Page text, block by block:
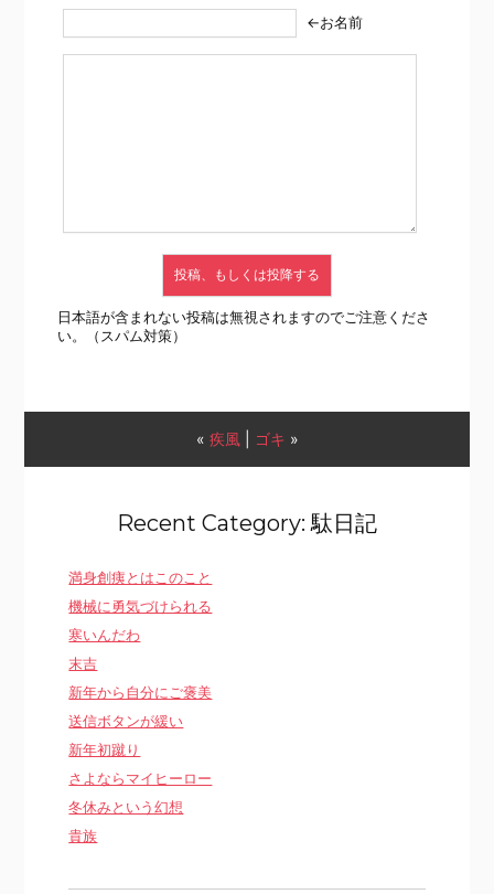
←お名前
日本語が含まれない投稿は無視されますのでご注意くださ
い。（スパム対策）
« 疾風| ゴキ »
Recent Category: 駄日記
満身創痍とはこのこと
機械に勇気づけられる
寒いんだわ
末吉
新年から自分にご褒美
送信ボタンが緩い
新年初蹴り
さよならマイヒーロー
冬休みという幻想
貴族